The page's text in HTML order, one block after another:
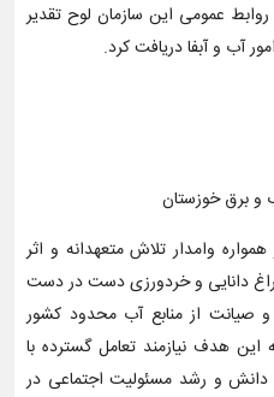
عمومی این سازمان لوح تقدیر
آب و آبفا دریافت کرد.
و برق خوزستان
وامدار تلاش متعهدانه و اثر
دانایی و خردورزی دست در دست
صیانت از منابع آب محدود کشور
این هدف نیازمند تعامل گسترده با
دانش و رشد مسئولیت اجتماعی در